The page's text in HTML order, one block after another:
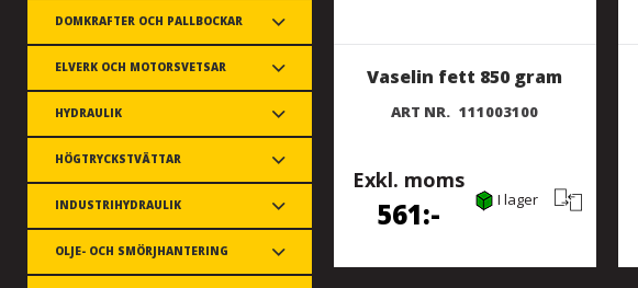
DOMKRAFTER OCH PALLBOCKAR
ELVERK OCH MOTORSVETSAR
HYDRAULIK
HÖGTRYCKSTVÄTTAR
INDUSTRIHYDRAULIK
OLJE- OCH SMÖRJHANTERING
Vaselin fett 850 gram
ART NR. 111003100
Exkl. moms
561 I lager